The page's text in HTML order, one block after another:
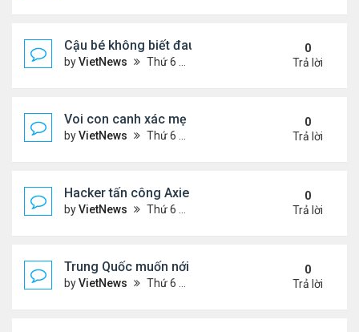
Cậu bé không biết đau
byVietNews Thứ 6 Tháng 4 29, 2022 11:05 am
0
Trả lời
Voi con canh xác mẹ
byVietNews Thứ 6 Tháng 4 29, 2022 11:04 am
0
Trả lời
Hacker tấn công Axie Infinity qua nhân viên cũ
byVietNews Thứ 6 Tháng 4 29, 2022 11:03 am
0
Trả lời
Trung Quốc muốn nới quản lý các đại gia công
byVietNews Thứ 6 Tháng 4 29, 2022 11:01 am
0
Trả lời